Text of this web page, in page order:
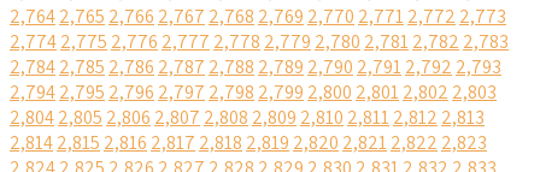
2,7642,765 2,766 2,767 2,768 2,769 2,770 2,7712,772 2,773
2,7742,775 2,776 2,777 2,778 2,779 2,780 2,7812,782 2,783
2,7842,785 2,786 2,787 2,788 2,789 2,790 2,7912,792 2,793
2,7942,795 2,796 2,797 2,798 2,799 2,800 2,8012,802 2,803
2,8042,805 2,806 2,807 2,808 2,809 2,810 2,8112,812 2,813
2,8142,815 2,816 2,817 2,818 2,819 2,820 2,8212,822 2,823